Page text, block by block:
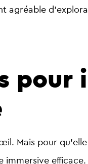
agréable
pour
Mais pour
immersive efficace.